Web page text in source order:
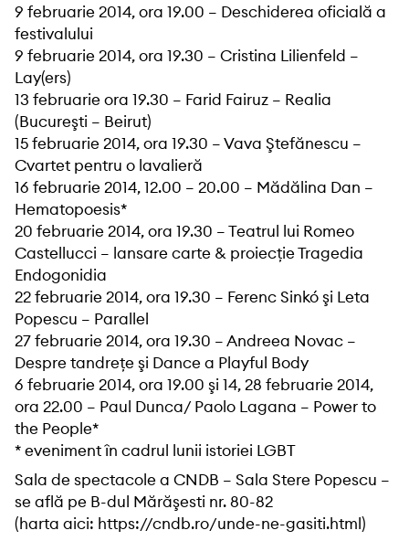
9 februarie 2014, ora 19.00 – Deschiderea oficială a
festivalului
9 februarie 2014, ora 19.30 – Cristina Lilienfeld –
Lay(ers)
13 februarie ora 19.30 – Farid Fairuz – Realia
(Bucureşti – Beirut)
15 februarie 2014, ora 19.30 – Vava Ştefănescu –
Cvartet pentru o lavalieră
16 februarie 2014, 12.00 – 20.00 – Mădălina Dan –
Hematopoesis*
20 februarie 2014, ora 19.30 – Teatrul lui Romeo
Castellucci – lansare carte & proiecţie Tragedia
Endogonidia
22 februarie 2014, ora 19.30 – Ferenc Sinkó şi Leta
Popescu – Parallel
27 februarie 2014, ora 19.30 – Andreea Novac –
Despre tandreţe şi Dance a Playful Body
6 februarie 2014, ora 19.00 şi 14, 28 februarie 2014,
ora 22.00 – Paul Dunca/ Paolo Lagana – Power to
the People*
* eveniment în cadrul lunii istoriei LGBT
Sala de spectacole a CNDB – Sala Stere Popescu –
se află pe B-dul Mărăşesti nr. 80-82
(harta aici: https://cndb.ro/unde-ne-gasiti.html)